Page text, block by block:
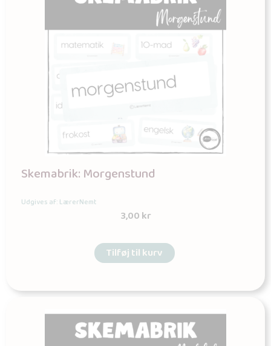
Skemabrik: Morgenstund
Udgives af: LærerNemt
3,00kr
Tilføj til kurv